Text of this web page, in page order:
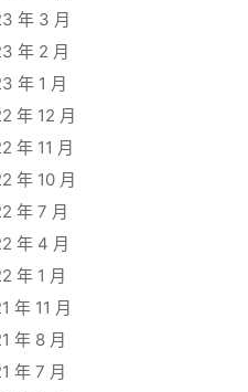
年 3 月
年 2 月
年 1 月
年 12 月
年 11 月
年 10 月
年 7 月
年 4 月
年 1 月
年 11 月
年 8 月
年 7 月